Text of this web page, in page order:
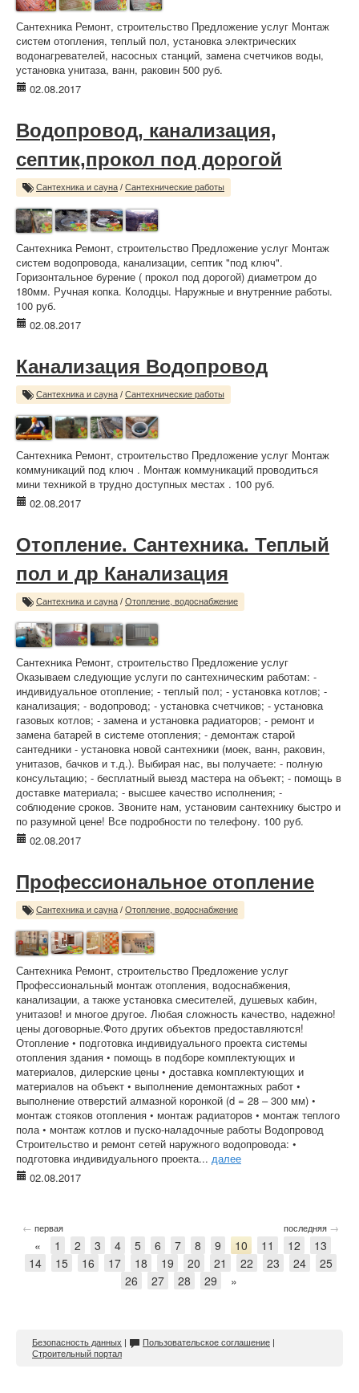
Сантехника Ремонт, строительство Предложение услуг Монтаж
систем отопления, теплый пол, установка электрических
водонагревателей, насосных станций, замена счетчиков воды,
установка унитаза, ванн, раковин 500 руб.
02.08.2017
Водопровод, канализация,
септик,прокол под дорогой
Сантехника и сауна / Сантехнические работы
Сантехника Ремонт, строительство Предложение услуг Монтаж
систем водопровода, канализации, септик "под ключ".
Горизонтальное бурение ( прокол под дорогой) диаметром до
180мм. Ручная копка. Колодцы. Наружные и внутренние работы.
100 руб.
02.08.2017
Канализация Водопровод
Сантехника и сауна / Сантехнические работы
Сантехника Ремонт, строительство Предложение услуг Монтаж
коммуникаций под ключ . Монтаж коммуникаций проводиться
мини техникой в трудно доступных местах . 100 руб.
02.08.2017
Отопление. Сантехника. Теплый
пол и др Канализация
Сантехника и сауна / Отопление, водоснабжение
Сантехника Ремонт, строительство Предложение услуг
Оказываем следующие услуги по сантехническим работам: -
индивидуальное отопление; - теплый пол; - установка котлов; -
канализация; - водопровод; - установка счетчиков; - установка
газовых котлов; - замена и установка радиаторов; - ремонт и
замена батарей в системе отопления; - демонтаж старой
сантедники - установка новой сантехники (моек, ванн, раковин,
унитазов, бачков и т.д.). Выбирая нас, вы получаете: - полную
консультацию; - бесплатный выезд мастера на объект; - помощь в
доставке материала; - высшее качество исполнения; -
соблюдение сроков. Звоните нам, установим сантехнику быстро и
по разумной цене! Все подробности по телефону. 100 руб.
02.08.2017
Профессиональное отопление
Сантехника и сауна / Отопление, водоснабжение
Сантехника Ремонт, строительство Предложение услуг
Профессиональный монтаж отопления, водоснабжения,
канализации, а также установка смесителей, душевых кабин,
унитазов! и многое другое. Любая сложность качество, надежно!
цены договорные.Фото других объектов предоставляются!
Отопление • подготовка индивидуального проекта системы
отопления здания • помощь в подборе комплектующих и
материалов, дилерские цены • доставка комплектующих и
материалов на объект • выполнение демонтажных работ •
выполнение отверстий алмазной коронкой (d = 28 – 300 мм) •
монтаж стояков отопления • монтаж радиаторов • монтаж теплого
пола • монтаж котлов и пуско-наладочные работы Водопровод
Строительство и ремонт сетей наружного водопровода: •
подготовка индивидуального проекта... далее
02.08.2017
← первая последняя →
« 1 2 3 4 5 6 7 8 9 10 11 12
13
14
15 16 17 18 19 20 21 22 23 24
25
26
27 28 29 »
Безопасность данных | Пользовательское соглашение |
Строительный портал